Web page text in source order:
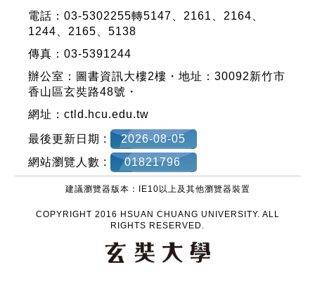
電話：03-5302255轉5147、2161、2164、
1244、2165、5138
傳真：03-5391244
辦公室：圖書資訊大樓2樓・地址：30092新竹市
香山區玄奘路48號・
網址： ctld.hcu.edu.tw
最後更新日期 :
2026-08-05
網站瀏覽人數 :
01821796
建議瀏覽器版本：IE10以上及其他瀏覽器裝置
COPYRIGHT 2016 HSUAN CHUANG UNIVERSITY. ALL
RIGHTS RESERVED.